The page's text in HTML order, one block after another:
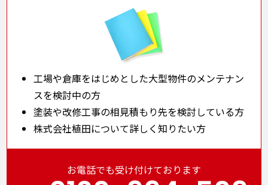
工場や倉庫をはじめとした大型物件のメンテナン
スを検討中の方
塗装や改修工事の相見積もり先を検討している方
株式会社植田について詳しく知りたい方
お電話でも受け付けております